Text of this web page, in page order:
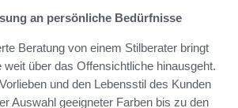
an persönliche Bedürfnisse
Beratung von einem Stilberater bringt
weit über das Offensichtliche hinausgeht.
und den Lebensstil des Kunden
Auswahl geeigneter Farben bis zu den